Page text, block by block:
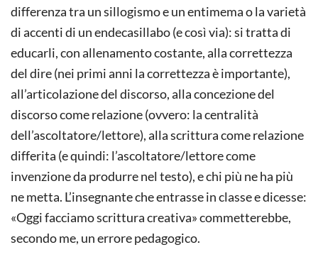
differenza tra un sillogismo e un entimema o la varietà
di accenti di un endecasillabo (e così via): si tratta di
educarli, con allenamento costante, alla correttezza
del dire (nei primi anni la correttezza è importante),
all’articolazione del discorso, alla concezione del
discorso come relazione (ovvero: la centralità
dell’ascoltatore/lettore), alla scrittura come relazione
differita (e quindi: l’ascoltatore/lettore come
invenzione da produrre nel testo), e chi più ne ha più
ne metta. L’insegnante che entrasse in classe e dicesse:
«Oggi facciamo scrittura creativa» commetterebbe,
secondo me, un errore pedagogico.